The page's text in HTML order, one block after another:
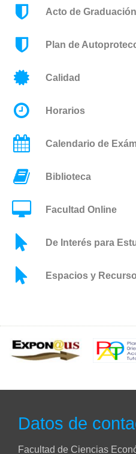
Acto de
Plan de
Calidad
Horarios
Calendario de
Biblioteca
Facultad Online
De Interés para
Espacios y
Datos de
Facultad de Ciencias